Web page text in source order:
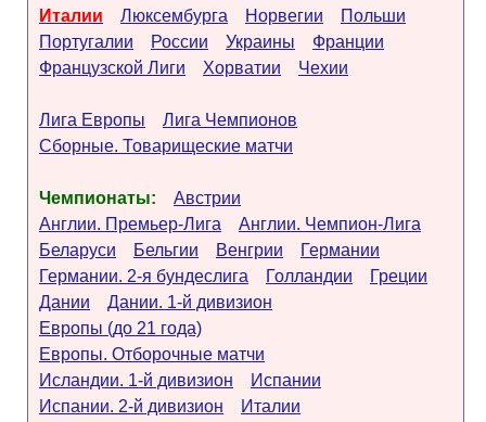
Италии
Люксембурга Норвегии
Польши
Португалии
России Украины
Франции
Французской Лиги
Хорватии Чехии
Лига Европы
Лига Чемпионов
Сборные. Товарищеские матчи
Чемпионаты:
Австрии
Англии. Премьер-Лига
Англии. Чемпион-Лига
Беларуси
Бельгии Венгрии
Германии
Германии. 2-я бундеслига
Голландии
Греции
Дании
Дании. 1-й дивизион
Европы (до 21 года)
Европы. Отборочные матчи
Исландии. 1-й дивизион
Испании
Испании. 2-й дивизион
Италии